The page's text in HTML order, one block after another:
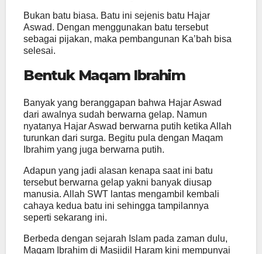
Bukan batu biasa. Batu ini sejenis batu Hajar
Aswad. Dengan menggunakan batu tersebut
sebagai pijakan, maka pembangunan Ka’bah bisa
selesai.
Bentuk Maqam Ibrahim
Banyak yang beranggapan bahwa Hajar Aswad
dari awalnya sudah berwarna gelap. Namun
nyatanya Hajar Aswad berwarna putih ketika Allah
turunkan dari surga. Begitu pula dengan Maqam
Ibrahim yang juga berwarna putih.
Adapun yang jadi alasan kenapa saat ini batu
tersebut berwarna gelap yakni banyak diusap
manusia. Allah SWT lantas mengambil kembali
cahaya kedua batu ini sehingga tampilannya
seperti sekarang ini.
Berbeda dengan sejarah Islam pada zaman dulu,
Maqam Ibrahim di Masjidil Haram kini mempunyai